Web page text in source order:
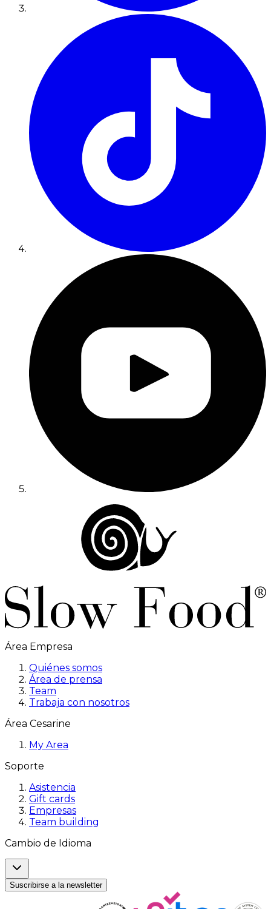
Área Empresa
Quiénes somos
Área de prensa
Team
Trabaja con nosotros
Área Cesarine
My Area
Soporte
Asistencia
Gift cards
Empresas
Team building
Cambio de Idioma
Suscribirse a la newsletter